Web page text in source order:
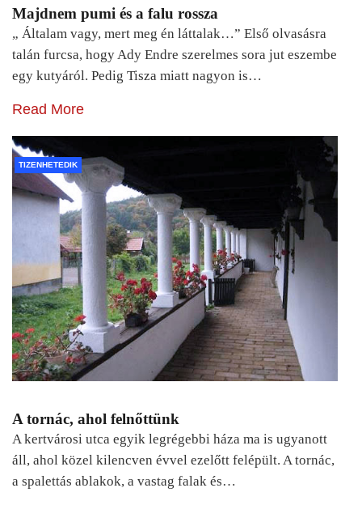
Majdnem pumi és a falu rossza
„ Általam vagy, mert meg én láttalak…” Első olvasásra
talán furcsa, hogy Ady Endre szerelmes sora jut eszembe
egy kutyáról. Pedig Tisza miatt nagyon is…
Read More
TIZENHETEDIK
A tornác, ahol felnőttünk
A kertvárosi utca egyik legrégebbi háza ma is ugyanott
áll, ahol közel kilencven évvel ezelőtt felépült. A tornác,
a spalettás ablakok, a vastag falak és…